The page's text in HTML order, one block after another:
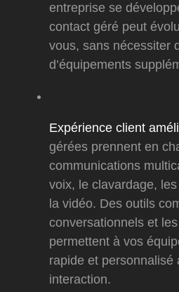
entreprise se
contact géré peut
vous, sans nécessiter
d’équipements
Expérience client
gérées prennent en
communications
voix, le clavardage,
la vidéo. Des outils
conversationnels et
permettent à vos
rapide et personnalisé
interaction.